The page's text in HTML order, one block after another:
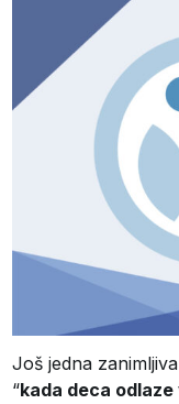
Još jedna
“kada deca